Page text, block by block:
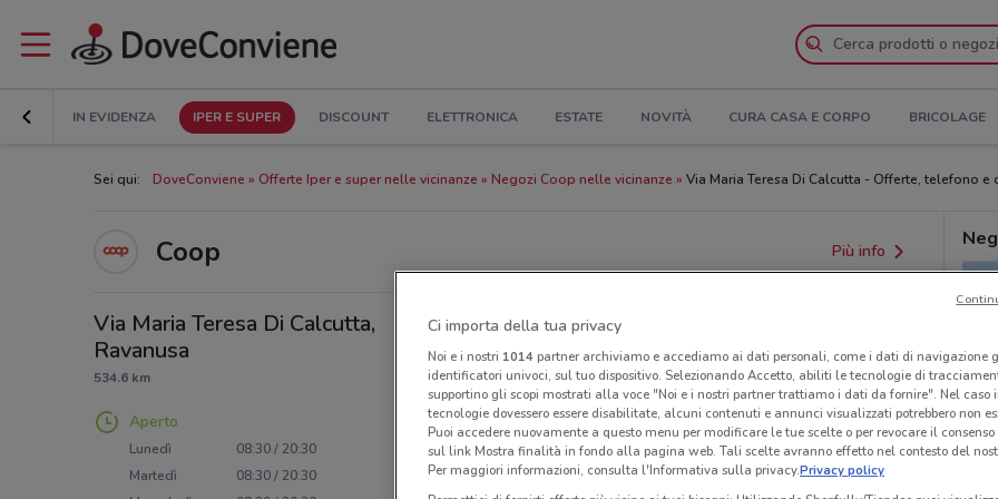
IN EVIDENZA IPER E SUPER DISCOUNT ELETTRONICA ESTATE NOVITÀ CURA CASA E CORPO BRICOLAGE
Sei qui: DoveConviene Offerte Iper e super nelle vicinanze Negozi Coop nelle vicinanze Via Maria Teresa Di Calcutta - Offerte, telefono e
Coop Più info
Via Maria Teresa Di Calcutta,
Ravanusa
534.6 km
Aperto
Lunedì
08:30 / 20:30
Martedì
08:30 / 20:30
Ci importa della tua privacy
Noi e i nostri 1014partner archiviamo e accediamo ai dati personali, come i dati di navigazione
identificatori univoci, sul tuo dispositivo. Selezionando Accetto, abiliti le tecnologie di
supportino gli scopi mostrati alla voce "Noi e i nostri partner trattiamo i dati da fornire". Nel caso
tecnologie dovessero essere disabilitate, alcuni contenuti e annunci visualizzati potrebbero non
Puoi accedere nuovamente a questo menu per modificare le tue scelte o per revocare il
sul link Mostra finalità in fondo alla pagina web. Tali scelte avranno effetto nel contesto del
Per maggiori informazioni, consulta l'Informativa sulla privacy.Privacy policy